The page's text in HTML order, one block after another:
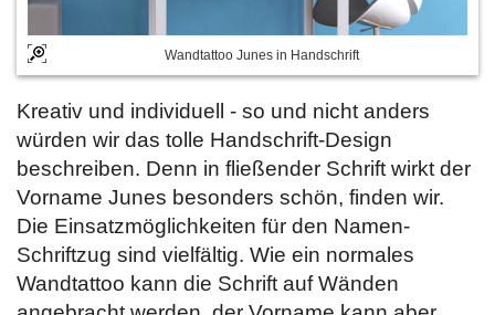
Wandtattoo Junes in Handschrift
Kreativ und individuell - so und nicht anders
würden wir das tolle Handschrift-Design
beschreiben. Denn in fließender Schrift wirkt der
Vorname Junes besonders schön, finden wir.
Die Einsatzmöglichkeiten für den Namen-
Schriftzug sind vielfältig. Wie ein normales
Wandtattoo kann die Schrift auf Wänden